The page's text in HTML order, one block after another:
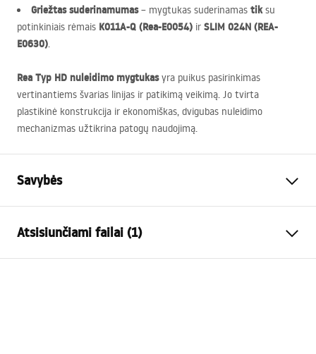
Griežtas suderinamumas– mygtukas suderinamas tiksu
potinkiniais rėmais K011A-Q (Rea-E0054) ir SLIM 024N (REA-
E0630).
Rea Typ HD nuleidimo mygtukasyra puikus pasirinkimas
vertinantiems švarias linijas ir patikimą veikimą. Jo tvirta
plastikinė konstrukcija ir ekonomiškas, dvigubas nuleidimo
mechanizmas užtikrina patogų naudojimą.
Savybės
Medžiaga
Aukštis
160mm
Atsisiunčiami failai (1)